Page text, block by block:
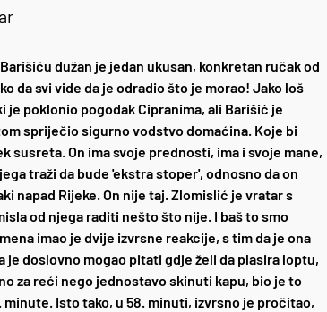
dužan je jedan ukusan, konkretan ručak od
da svi vide da je odradio što je morao! Jako loš
poklonio pogodak Cipranima, ali Barišić je
spriječio sigurno vodstvo domaćina. Koje bi
On ima svoje prednosti, ima i svoje mane,
traži da bude 'ekstra stoper', odnosno da on
napad Rijeke. On nije taj. Zlomislić je vratar s
od njega raditi nešto što nije. I baš to smo
imao je dvije izvrsne reakcije, s tim da je ona
je doslovno mogao pitati gdje želi da plasira loptu,
za reći nego jednostavo skinuti kapu, bio je to
minute. Isto tako, u 58. minuti, izvrsno je pročitao,